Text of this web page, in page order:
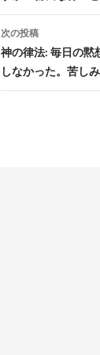
ナ
ビ
ゲ
ー
次の投稿
神の律法: 毎日の黙
しなかった。苦し